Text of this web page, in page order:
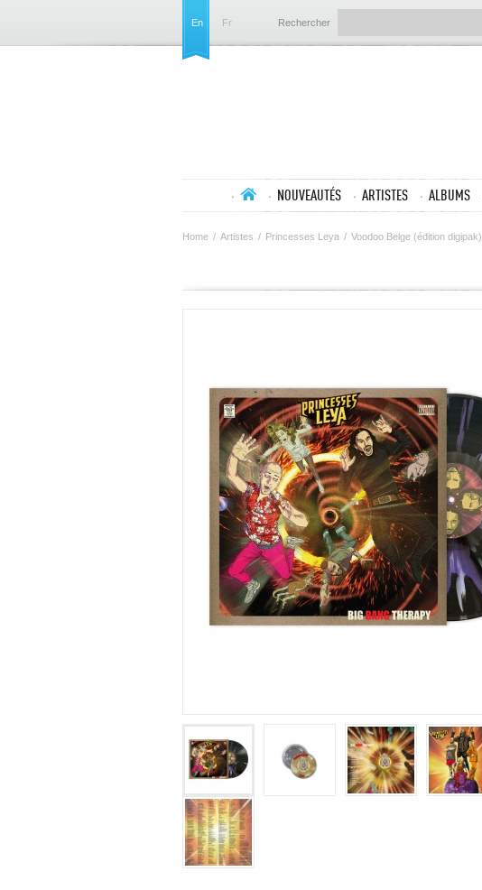
En Fr Rechercher
NOUVEAUTÉS ARTISTES ALBUMS
Home / Artistes / Princesses Leya / Voodoo Belge (édition digipak)